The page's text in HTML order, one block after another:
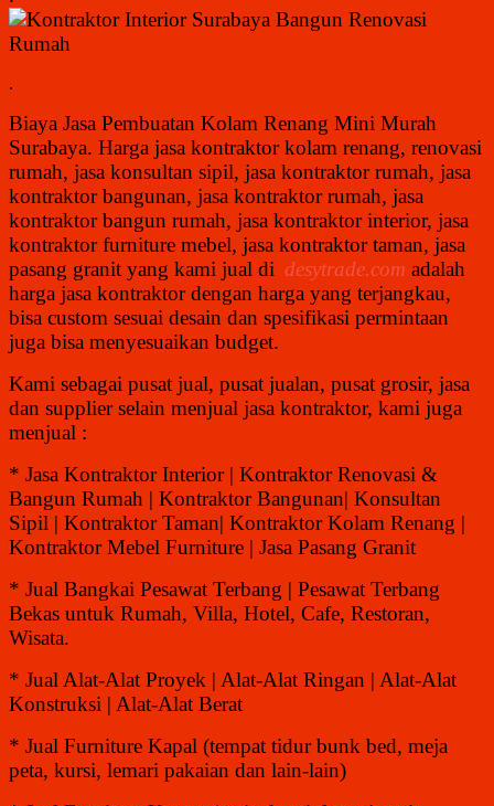
.
Biaya Jasa Pembuatan Kolam Renang Mini Murah
Surabaya. Harga jasa kontraktor kolam renang, renovasi
rumah, jasa konsultan sipil, jasa kontraktor rumah, jasa
kontraktor bangunan, jasa kontraktor rumah, jasa
kontraktor bangun rumah, jasa kontraktor interior, jasa
kontraktor furniture mebel, jasa kontraktor taman, jasa
pasang granit yang kami jual di desytrade.com adalah
harga jasa kontraktor dengan harga yang terjangkau,
bisa custom sesuai desain dan spesifikasi permintaan
juga bisa menyesuaikan budget.
Kami sebagai pusat jual, pusat jualan, pusat grosir, jasa
dan supplier selain menjual jasa kontraktor, kami juga
menjual :
* Jasa Kontraktor Interior | Kontraktor Renovasi &
Bangun Rumah | Kontraktor Bangunan| Konsultan
Sipil | Kontraktor Taman| Kontraktor Kolam Renang |
Kontraktor Mebel Furniture | Jasa Pasang Granit
* Jual Bangkai Pesawat Terbang | Pesawat Terbang
Bekas untuk Rumah, Villa, Hotel, Cafe, Restoran,
Wisata.
* Jual Alat-Alat Proyek | Alat-Alat Ringan | Alat-Alat
Konstruksi | Alat-Alat Berat
* Jual Furniture Kapal (tempat tidur bunk bed, meja
peta, kursi, lemari pakaian dan lain-lain)